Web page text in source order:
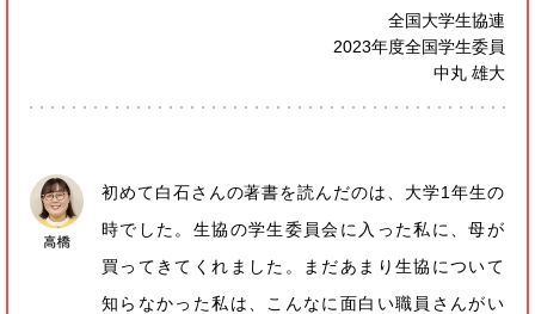
全国大学生協連
2023年度全国学生委員
中丸 雄大
初めて白石さんの著書を読んだのは、大学1年生の
時でした。生協の学生委員会に入った私に、母が
買ってきてくれました。まだあまり生協について
知らなかった私は、こんなに面白い職員さんがい